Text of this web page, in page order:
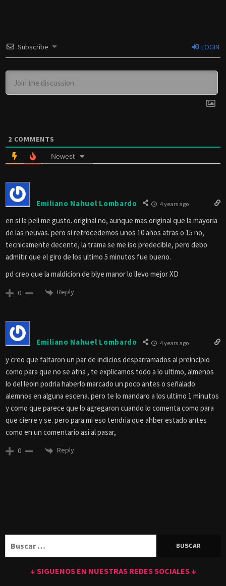
Subscribe LOGIN
2 COMMENTS
Newest
Emiliano Nahuel Lombardo 4 years ago
en si la peli me gusto. original no, aunque mas original que la mayoria
de las neuvas. pero si retrocedemos unos 10 años atras o 15 no,
tecnicamente decente, la trama se me iso predecible, pero debo
admitir que el giro de los ultimo 5 minutos fue bueno.
pd creo que la maldicion de blye manor lo llevo mejor XD
0 Reply
Emiliano Nahuel Lombardo 4 years ago
y creo que faltaron un par de indicios desparramados al preincipio
como para que no se atna , te explicamos todo a lo ultimo, almenos
lo del leoin podria haberlo marcado un poco antes o señalado
alemnos en alguna escena. pero te lo mandaro a los ultimo 1 minutos
y como que parece que lo agregaron cuando lo comenta como para
que cierre y se. pero para mi eso tendria que ahber estado antes
como en un comentario asi al pasar,
0 Reply
↓ SIGUENOS EN NUESTRAS REDES SOCIALES ↓